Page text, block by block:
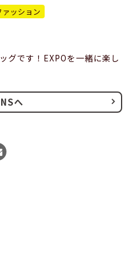
ァッション
グです！EXPOを一緒に楽し
へ